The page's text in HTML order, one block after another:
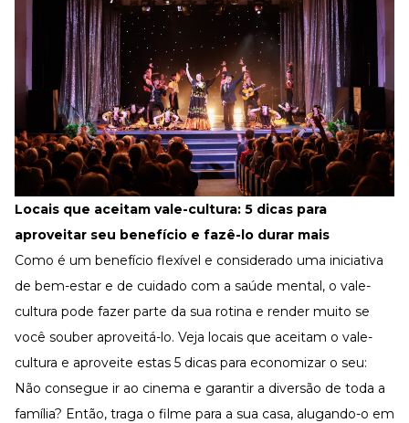
Locais que aceitam vale-cultura: 5 dicas para
aproveitar seu benefício e fazê-lo durar mais
Como é um benefício flexível e considerado uma iniciativa
de bem-estar e de cuidado com a saúde mental, o vale-
cultura pode fazer parte da sua rotina e render muito se
você souber aproveitá-lo. Veja locais que aceitam o vale-
cultura e aproveite estas 5 dicas para economizar o seu:
Não consegue ir ao cinema e garantir a diversão de toda a
família? Então, traga o filme para a sua casa, alugando-o em